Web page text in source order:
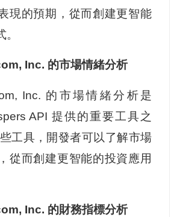
現的預期，從而創建更智能
Inc. 的市場情緒分析
Inc. 的市場情緒分析是
API 提供的重要工具之
工具，開發者可以了解市場
從而創建更智能的投資應用
Inc. 的財務指標分析